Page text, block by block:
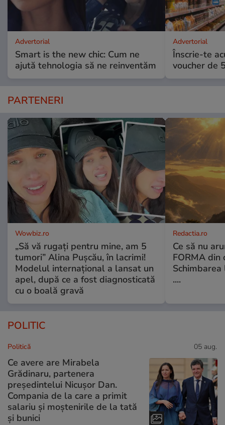
Advertorial
Smart is the new chic: Cum ne
ajută tehnologia să ne reinventăm
Advertorial
Înscrie-te
voucher de
PARTENERI
Wowbiz.ro
„Să vă rugați pentru mine, am 5
tumori” Alina Pușcău, în lacrimi!
Modelul internațional a lansat un
apel, după ce a fost diagnosticată
cu o boală gravă
Redactia.ro
Ce să nu
FORMA din
Schimbarea
....
POLITIC
Politică 05 aug.
Ce avere are Mirabela
Grădinaru, partenera
președintelui Nicușor Dan.
Compania de la care a primit
salariu și moștenirile de la tată
și bunici